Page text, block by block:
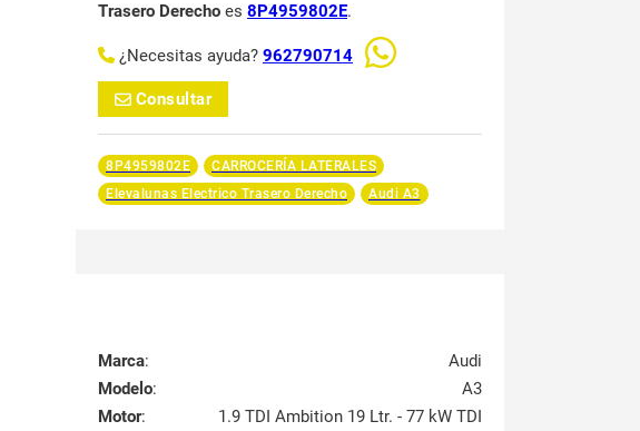
Trasero Derecho es 8P4959802E.
¿Necesitas ayuda? 962790714
Consultar
8P4959802E
CARROCERÍA LATERALES
Elevalunas Electrico Trasero Derecho
Audi A3
Marca:
Audi
Modelo:
A3
Motor: 1.9 TDI Ambition 19 Ltr. - 77 kW TDI